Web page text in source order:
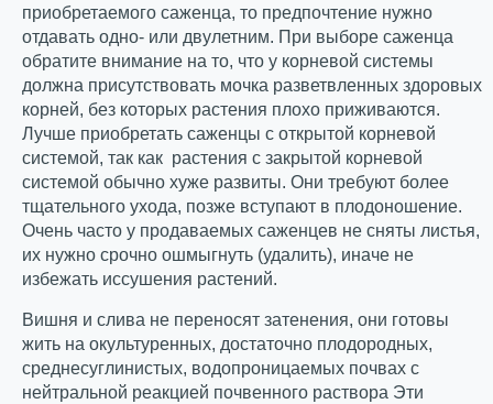
приобретаемого саженца, то предпочтение нужно
отдавать одно- или двулетним. При выборе саженца
обратите внимание на то, что у корневой системы
должна присутствовать мочка разветвленных здоровых
корней, без которых растения плохо приживаются.
Лучше приобретать саженцы с открытой корневой
системой, так как растения с закрытой корневой
системой обычно хуже развиты. Они требуют более
тщательного ухода, позже вступают в плодоношение.
Очень часто у продаваемых саженцев не сняты листья,
их нужно срочно ошмыгнуть (удалить), иначе не
избежать иссушения растений.
Вишня и слива не переносят зате­нения, они готовы
жить на окультуренных, достаточно плодородных,
среднесуглинистых, водопроницаемых почвах с
нейтральной реакцией почвенного раствора Эти